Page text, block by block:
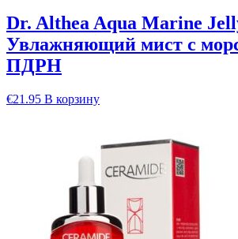
Dr. Althea Aqua Marine
Увлажняющий мист с
ПДРН
€21.95 В корзину